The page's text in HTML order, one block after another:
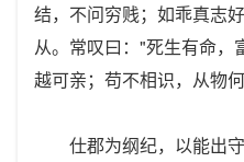
结，不问穷贱；如乖真志
从。常叹曰："死生有命，
越可亲；苟不相识，从物
仕郡为纲纪，以能出守